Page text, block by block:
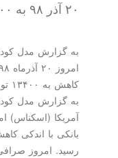
به گزارش مدل كودك قیمت
امروز
كاهش به ۱۳۴۰۰ تومان رسید.
به گزارش مدل كودك به